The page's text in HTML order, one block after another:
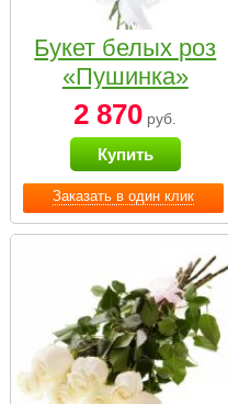
Заказать в один клик
Букет белых роз
«Пушинка»
2 870 руб.
Купить